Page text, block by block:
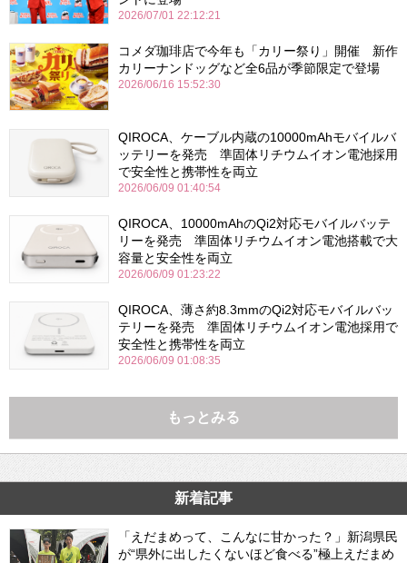
2026/07/01 22:12:21
コメダ珈琲店で今年も「カリー祭り」開催 新作
カリーナンドッグなど全6品が季節限定で登場
2026/06/16 15:52:30
QIROCA、ケーブル内蔵の10000mAhモバイルバ
ッテリーを発売 準固体リチウムイオン電池採用
で安全性と携帯性を両立
2026/06/09 01:40:54
QIROCA、10000mAhのQi2対応モバイルバッテ
リーを発売 準固体リチウムイオン電池搭載で大
容量と安全性を両立
2026/06/09 01:23:22
QIROCA、薄さ約8.3mmのQi2対応モバイルバッ
テリーを発売 準固体リチウムイオン電池採用で
安全性と携帯性を両立
2026/06/09 01:08:35
もっとみる
新着記事
「えだまめって、こんなに甘かった？」新潟県民
が“県外に出したくないほど食べる”極上えだまめ